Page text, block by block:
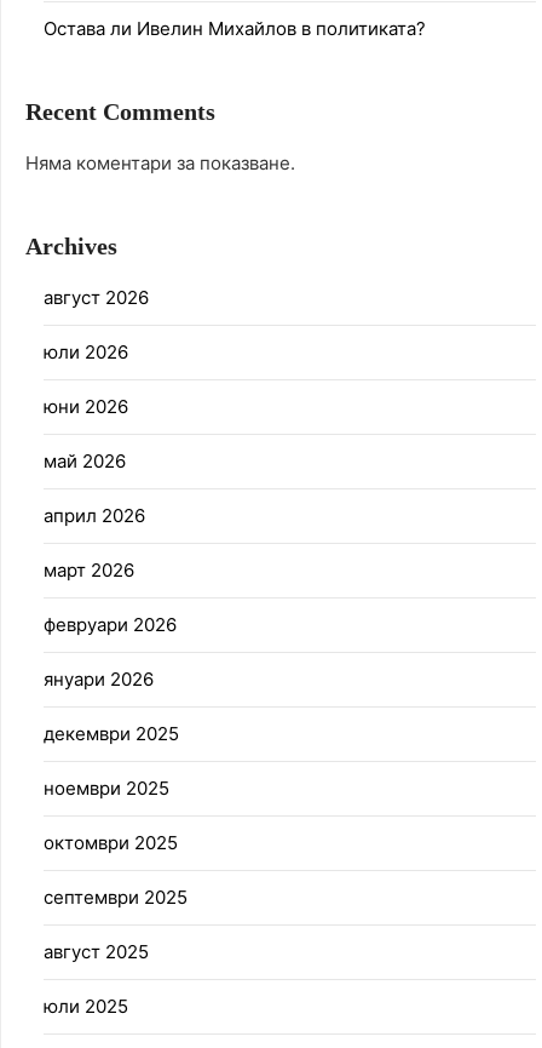
Остава ли Ивелин Михайлов в политиката?
Recent Comments
Няма коментари за показване.
Archives
август 2026
юли 2026
юни 2026
май 2026
април 2026
март 2026
февруари 2026
януари 2026
декември 2025
ноември 2025
октомври 2025
септември 2025
август 2025
юли 2025